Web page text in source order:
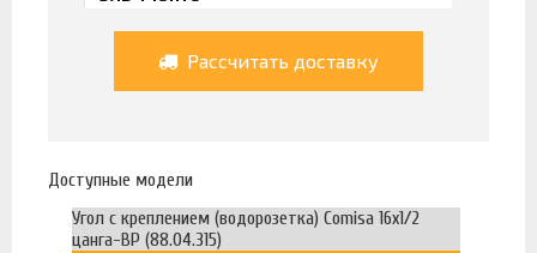
Рассчитать доставку
Доступные модели
Угол с креплением (водорозетка) Comisa 16х1/2
цанга-ВР (88.04.315)